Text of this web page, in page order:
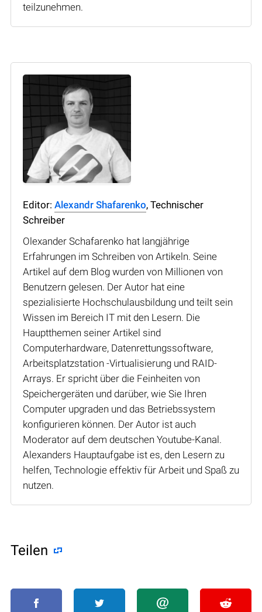
teilzunehmen.
Editor: Alexandr Shafarenko, Technischer
Schreiber
Olexander Schafarenko hat langjährige
Erfahrungen im Schreiben von Artikeln. Seine
Artikel auf dem Blog wurden von Millionen von
Benutzern gelesen. Der Autor hat eine
spezialisierte Hochschulausbildung und teilt sein
Wissen im Bereich IT mit den Lesern. Die
Hauptthemen seiner Artikel sind
Computerhardware, Datenrettungssoftware,
Arbeitsplatzstation -Virtualisierung und RAID-
Arrays. Er spricht über die Feinheiten von
Speichergeräten und darüber, wie Sie Ihren
Computer upgraden und das Betriebssystem
konfigurieren können. Der Autor ist auch
Moderator auf dem deutschen Youtube-Kanal.
Alexanders Hauptaufgabe ist es, den Lesern zu
helfen, Technologie effektiv für Arbeit und Spaß zu
nutzen.
Teilen